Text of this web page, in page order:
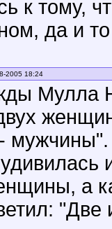
к тому,
да и
2005 18:24
Мулла
мужчины".
а
"Две